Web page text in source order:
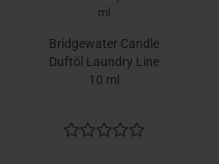
Bridgewater Candle
Duftöl Laundry Line
10 ml